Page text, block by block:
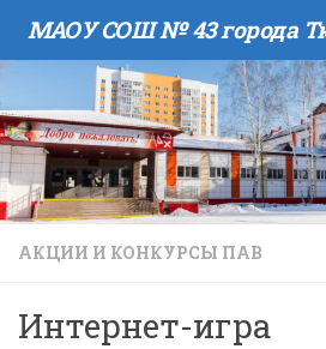
Skip to content
АКЦИИ И КОНКУРСЫ ПАВ
Интернет-игра